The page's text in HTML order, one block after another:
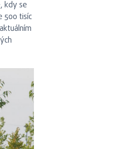
kdy se
500 tisíc